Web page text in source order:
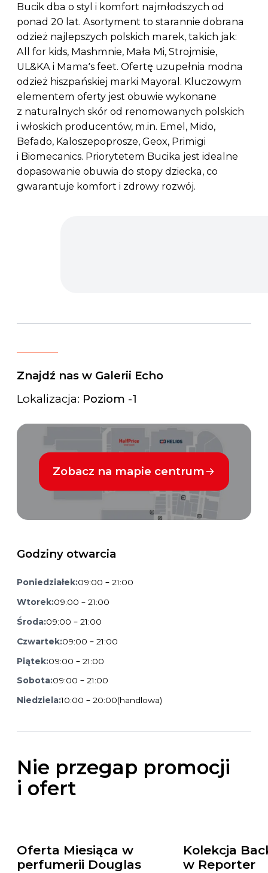
Bucik dba o styl i komfort najmłodszych od
ponad 20 lat. Asortyment to starannie dobrana
odzież najlepszych polskich marek, takich jak:
All for kids, Mashmnie, Mała Mi, Strojmisie,
UL&KA i Mama’s feet. Ofertę uzupełnia modna
odzież hiszpańskiej marki Mayoral. Kluczowym
elementem oferty jest obuwie wykonane
z naturalnych skór od renomowanych polskich
i włoskich producentów, m.in. Emel, Mido,
Befado, Kaloszepoprosze, Geox, Primigi
i Biomecanics. Priorytetem Bucika jest idealne
dopasowanie obuwia do stopy dziecka, co
gwarantuje komfort i zdrowy rozwój.
Znajdź nas w Galerii Echo
Lokalizacja: Poziom -1
Zobacz na mapie centrum
Godziny otwarcia
Poniedziałek:09:00 – 21:00
Wtorek:09:00 – 21:00
Środa:09:00 – 21:00
Czwartek:09:00 – 21:00
Piątek:09:00 – 21:00
Sobota:09:00 – 21:00
Niedziela:10:00 – 20:00(handlowa)
Nie przegap promocji
i ofert
Oferta Miesiąca w
perfumerii Douglas
Kolekcja
w Reporter